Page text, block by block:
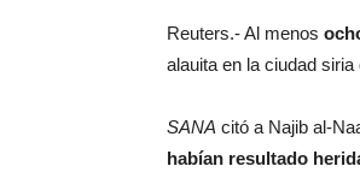
Reuters.- Al menos
alauita en la ciudad
SANA citó a Najib al-
habían resultado